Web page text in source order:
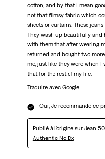
cotton, and by that I mean
not that flimsy fabric which
sheets or curtains. These
They wash up beautifully and
with them that after wearing
returned and bought two more
me, just like they were when I
that for the rest of my life.
Traduire avec Google
Oui, Je recommande ce
Publié à l'origine sur Jean
Authentic No Dx